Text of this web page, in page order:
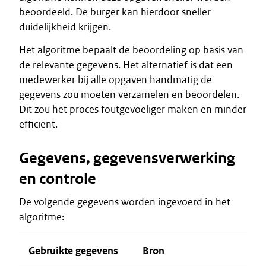
beoordeeld. De burger kan hierdoor sneller
duidelijkheid krijgen.
Het algoritme bepaalt de beoordeling op basis van
de relevante gegevens. Het alternatief is dat een
medewerker bij alle opgaven handmatig de
gegevens zou moeten verzamelen en beoordelen.
Dit zou het proces foutgevoeliger maken en minder
efficiënt.
Gegevens, gegevensverwerking
en controle
De volgende gegevens worden ingevoerd in het
algoritme:
Gebruikte gegevens Bron